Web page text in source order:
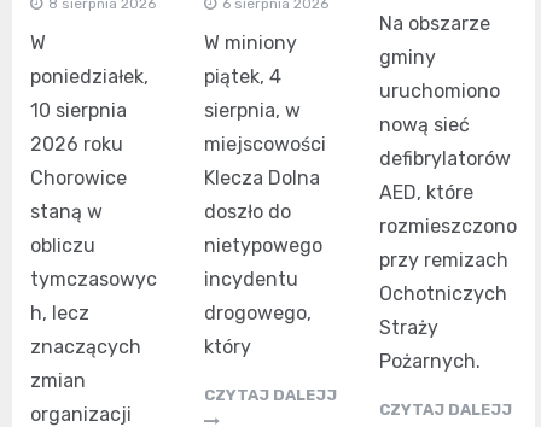
8 sierpnia 2026
W
poniedziałek,
10 sierpnia
2026 roku
Chorowice
staną w
obliczu
tymczasowyc
h, lecz
znaczących
zmian
organizacji
6 sierpnia 2026
W miniony
piątek, 4
sierpnia, w
miejscowości
Klecza Dolna
doszło do
nietypowego
incydentu
drogowego,
który
CZYTAJ DALEJJ
Na obszarze
gminy
uruchomiono
nową sieć
defibrylatorów
AED, które
rozmieszczono
przy remizach
Ochotniczych
Straży
Pożarnych.
CZYTAJ DALEJJ